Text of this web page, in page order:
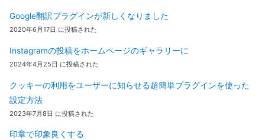
Google翻訳プラグインが新しくなりました
2020年6月17日 に投稿された
Instagramの投稿をホームページのギャラリーに
2024年4月25日 に投稿された
クッキーの利用をユーザーに知らせる超簡単プラグインを使った
設定方法
2023年7月8日 に投稿された
印章で印象良くする